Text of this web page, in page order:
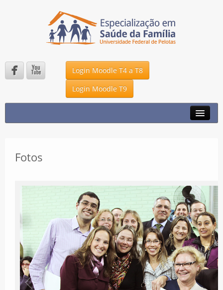

Login Moodle T4 a T8
Login Moodle T9
DMS – UFPEL
FALE CONOSCO
Fotos